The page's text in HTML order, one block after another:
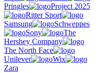
Pringles
Project 2025
Ritter Sport
Samsung
Schweppes
Sony
The
Hershey Company
The North Face
Unilever
Wix
Zara